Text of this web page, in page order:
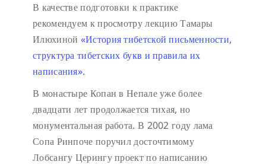
В качестве подготовки к практике
рекомендуем к просмотру лекцию Тамары
Илюхиной «История тибетской письменности,
структура тибетских букв и правила их
написания».
В монастыре Копан в Непале уже более
двадцати лет продолжается тихая, но
монументальная работа. В 2002 году лама
Сопа Ринпоче поручил досточтимому
Лобсангу Церингу проект по написанию